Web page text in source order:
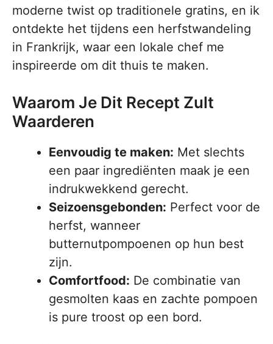
moderne twist op traditionele gratins, en ik
ontdekte het tijdens een herfstwandeling
in Frankrijk, waar een lokale chef me
inspireerde om dit thuis te maken.
Waarom Je Dit Recept Zult
Waarderen
Eenvoudig te maken: Met slechts
een paar ingrediënten maak je een
indrukwekkend gerecht.
Seizoensgebonden: Perfect voor de
herfst, wanneer
butternutpompoenen op hun best
zijn.
Comfortfood: De combinatie van
gesmolten kaas en zachte pompoen
is pure troost op een bord.